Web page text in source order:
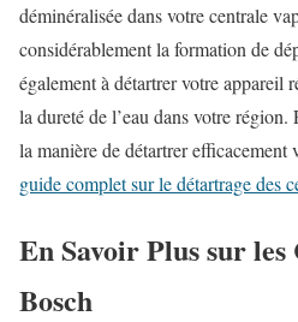
déminéralisée dans votre centrale
considérablement la formation de
également à détartrer votre appareil
la dureté de l’eau dans votre
la manière de détartrer efficacement
guide complet sur le détartrage des
En Savoir Plus sur
Bosch